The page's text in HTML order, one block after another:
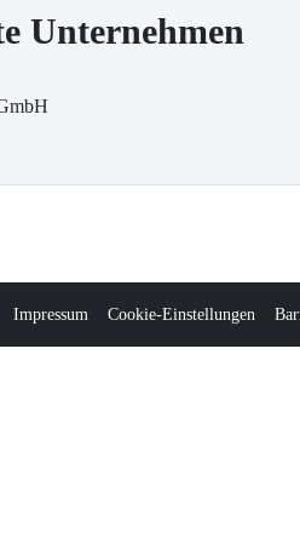
Unternehmen
Impressum Cookie-Einstellungen